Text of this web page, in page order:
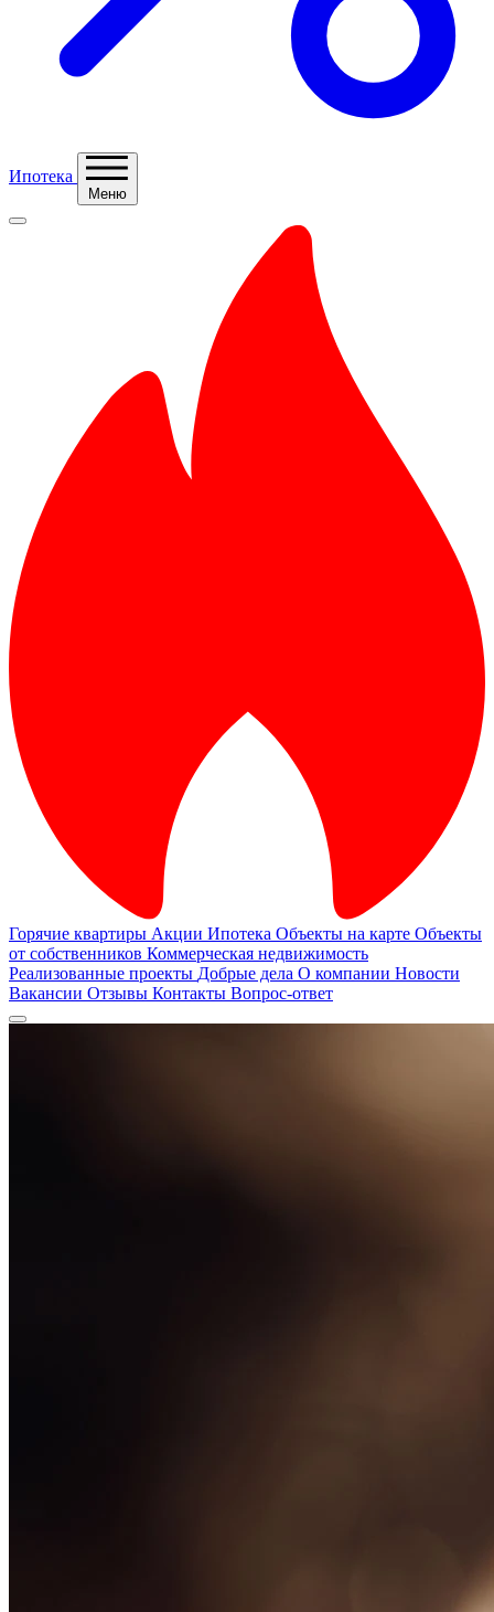
Ипотека
Меню
Горячие квартиры Акции Ипотека Объекты на карте Объекты
от собственников Коммерческая недвижимость
Реализованные проекты Добрые дела О компании Новости
Вакансии Отзывы Контакты Вопрос-ответ